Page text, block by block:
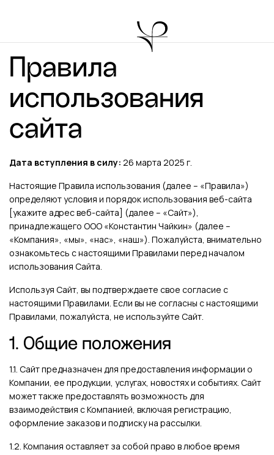
Правила
использования
сайта
Дата вступления в силу: 26 марта 2025 г.
Настоящие Правила использования (далее – «Правила»)
определяют условия и порядок использования веб-сайта
[укажите адрес веб-сайта] (далее – «Сайт»),
принадлежащего ООО «Константин Чайкин» (далее –
«Компания», «мы», «нас», «наш»). Пожалуйста, внимательно
ознакомьтесь с настоящими Правилами перед началом
использования Сайта.
Используя Сайт, вы подтверждаете свое согласие с
настоящими Правилами. Если вы не согласны с настоящими
Правилами, пожалуйста, не используйте Сайт.
1. Общие положения
1.1. Сайт предназначен для предоставления информации о
Компании, ее продукции, услугах, новостях и событиях. Сайт
может также предоставлять возможность для
взаимодействия с Компанией, включая регистрацию,
оформление заказов и подписку на рассылки.
1.2. Компания оставляет за собой право в любое время